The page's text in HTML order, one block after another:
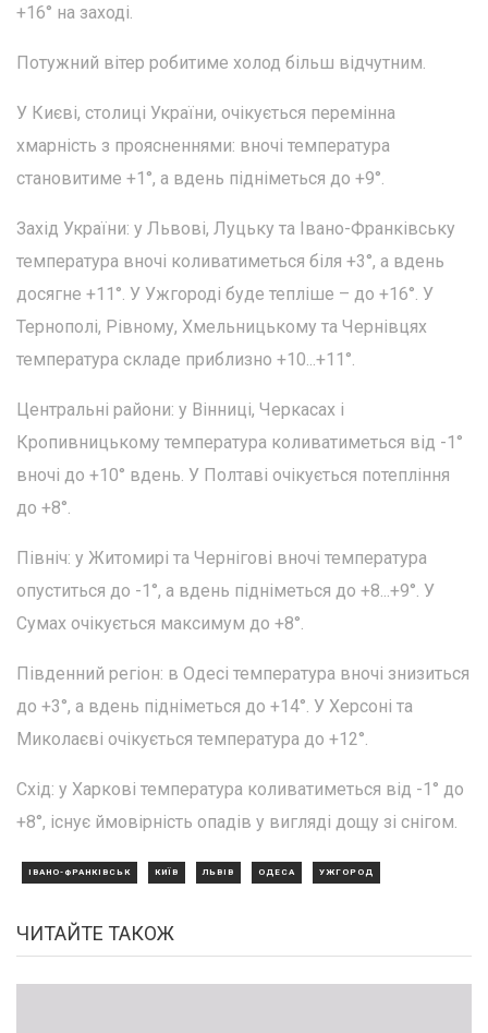
+16° на заході.
Потужний вітер робитиме холод більш відчутним.
У Києві, столиці України, очікується перемінна
хмарність з проясненнями: вночі температура
становитиме +1°, а вдень підніметься до +9°.
Захід України: у Львові, Луцьку та Івано-Франківську
температура вночі коливатиметься біля +3°, а вдень
досягне +11°. У Ужгороді буде тепліше – до +16°. У
Тернополі, Рівному, Хмельницькому та Чернівцях
температура складе приблизно +10...+11°.
Центральні райони: у Вінниці, Черкасах і
Кропивницькому температура коливатиметься від -1°
вночі до +10° вдень. У Полтаві очікується потепління
до +8°.
Північ: у Житомирі та Чернігові вночі температура
опуститься до -1°, а вдень підніметься до +8...+9°. У
Сумах очікується максимум до +8°.
Південний регіон: в Одесі температура вночі знизиться
до +3°, а вдень підніметься до +14°. У Херсоні та
Миколаєві очікується температура до +12°.
Схід: у Харкові температура коливатиметься від -1° до
+8°, існує ймовірність опадів у вигляді дощу зі снігом.
ІВАНО-ФРАНКІВСЬК КИЇВ ЛЬВІВ ОДЕСА УЖГОРОД
ЧИТАЙТЕ ТАКОЖ